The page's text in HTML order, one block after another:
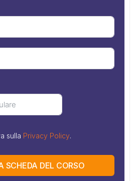
sulla Privacy Policy.
SCHEDA DEL CORSO